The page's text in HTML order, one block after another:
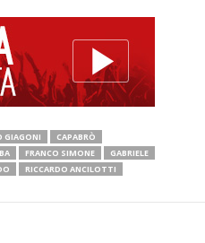
GIAGONI
CAPABRÒ
FRANCO SIMONE
GABRIELE
RICCARDO ANCILOTTI